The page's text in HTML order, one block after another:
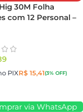
30M Folha
com 12 Personal –
PIXR$ 15,41(3% OFF)
via WhatsApp